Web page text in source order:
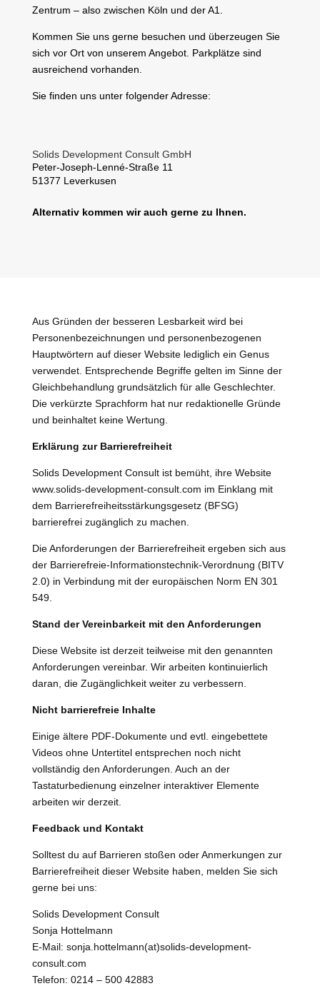
Zentrum – also zwischen Köln und der A1.
Kommen Sie uns gerne besuchen und überzeugen Sie
sich vor Ort von unserem Angebot. Parkplätze sind
ausreichend vorhanden.
Sie finden uns unter folgender Adresse:
Solids Development Consult GmbH
Peter-Joseph-Lenné-Straße 11
51377 Leverkusen
Alternativ kommen wir auch gerne zu Ihnen.
Aus Gründen der besseren Lesbarkeit wird bei
Personenbezeichnungen und personenbezogenen
Hauptwörtern auf dieser Website lediglich ein Genus
verwendet. Entsprechende Begriffe gelten im Sinne der
Gleichbehandlung grundsätzlich für alle Geschlechter.
Die verkürzte Sprachform hat nur redaktionelle Gründe
und beinhaltet keine Wertung.
Erklärung zur Barrierefreiheit
Solids Development Consult ist bemüht, ihre Website
www.solids-development-consult.com im Einklang mit
dem Barrierefreiheitsstärkungsgesetz (BFSG)
barrierefrei zugänglich zu machen.
Die Anforderungen der Barrierefreiheit ergeben sich aus
der Barrierefreie-Informationstechnik-Verordnung (BITV
2.0) in Verbindung mit der europäischen Norm EN 301
549.
Stand der Vereinbarkeit mit den Anforderungen
Diese Website ist derzeit teilweise mit den genannten
Anforderungen vereinbar. Wir arbeiten kontinuierlich
daran, die Zugänglichkeit weiter zu verbessern.
Nicht barrierefreie Inhalte
Einige ältere PDF-Dokumente und evtl. eingebettete
Videos ohne Untertitel entsprechen noch nicht
vollständig den Anforderungen. Auch an der
Tastaturbedienung einzelner interaktiver Elemente
arbeiten wir derzeit.
Feedback und Kontakt
Solltest du auf Barrieren stoßen oder Anmerkungen zur
Barrierefreiheit dieser Website haben, melden Sie sich
gerne bei uns:
Solids Development Consult
Sonja Hottelmann
E-Mail: sonja.hottelmann(at)solids-development-
consult.com
Telefon: 0214 – 500 42883